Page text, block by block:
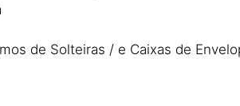
de Solteiras / e Caixas de